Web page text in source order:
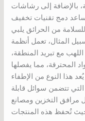
بالإضافة إلى رشاشات
دمج تقنيات تخفيف
من الحرائق يلبي
المثال، تعمل أنظمة
مع تبريد المنطقة،
المحترقة، مما يفصلها
هذا النوع من الإطفاء
تتضمن سوائل قابلة
مرافق التخزين ومصانع